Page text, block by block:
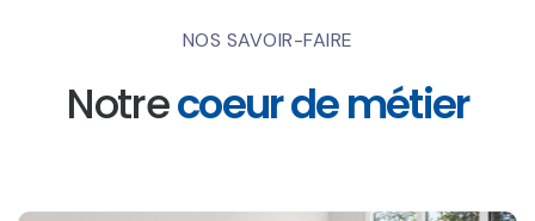
NOS SAVOIR-FAIRE
Notrecoeur de métier